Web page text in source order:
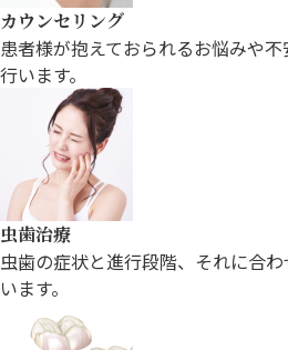
カウンセリング
患者様が抱えておられるお悩みや不
行います。
虫歯治療
虫歯の症状と進行段階、それに合わ
います。